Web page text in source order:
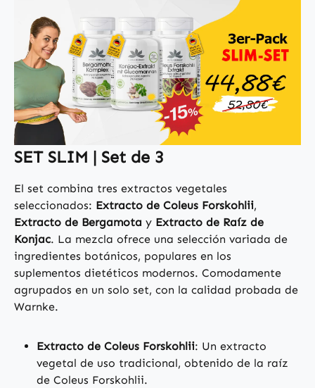
SET SLIM | Set de 3
El set combina tres extractos vegetales
seleccionados: Extracto de Coleus Forskohlii,
Extracto de Bergamota y Extracto de Raíz de
Konjac. La mezcla ofrece una selección variada de
ingredientes botánicos, populares en los
suplementos dietéticos modernos. Comodamente
agrupados en un solo set, con la calidad probada de
Warnke.
Extracto de Coleus Forskohlii: Un extracto
vegetal de uso tradicional, obtenido de la raíz
de Coleus Forskohlii.